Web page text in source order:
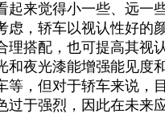
起来觉得小一些、远一
虑，轿车以视认性好的
理搭配，也可提高其视
和夜光漆能增强能见度
等，但对于轿车来说，
过于强烈，因此在未来